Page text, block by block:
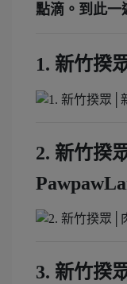
點滴。到此一
1. 新竹揆
2. 新竹揆
3. 新竹揆